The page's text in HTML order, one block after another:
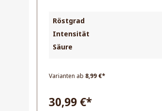
Röstgrad
Intensität
Säure
Kilogramm)
Varianten ab 8,99 €*
30,99 €*